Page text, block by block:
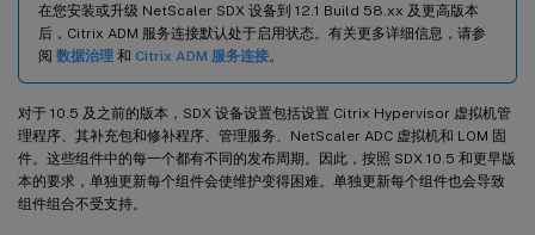
在您安装或升级 NetScaler SDX 设备到 12.1 Build 58.xx 及更高版本
后，Citrix ADM 服务连接默认处于启用状态。有关更多详细信息，请参
阅 数据治理 和 Citrix ADM 服务连接。
对于 10.5 及之前的版本，SDX 设备设置包括设置 Citrix Hypervisor 虚拟机管
理程序、其补充包和修补程序、管理服务、NetScaler ADC 虚拟机和 LOM 固
件。这些组件中的每一个都有不同的发布周期。因此，按照 SDX 10.5 和更早版
本的要求，单独更新每个组件会使维护变得困难。单独更新每个组件也会导致
组件组合不受支持。